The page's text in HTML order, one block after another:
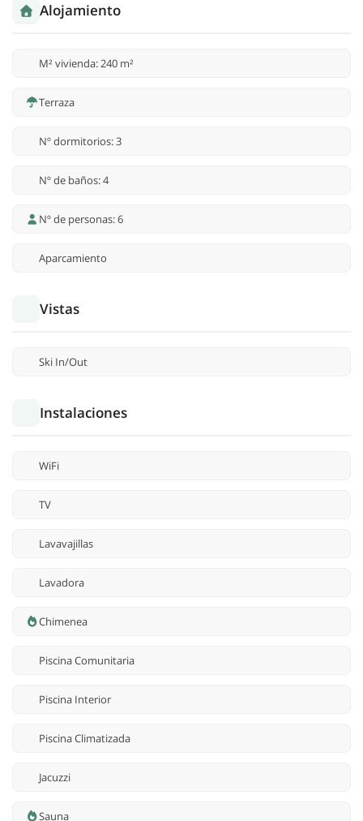
Alojamiento
M² vivienda: 240 m²
Terraza
Nº dormitorios: 3
Nº de baños: 4
Nº de personas: 6
Aparcamiento
Vistas
Ski In/Out
Instalaciones
WiFi
TV
Lavavajillas
Lavadora
Chimenea
Piscina Comunitaria
Piscina Interior
Piscina Climatizada
Jacuzzi
Sauna